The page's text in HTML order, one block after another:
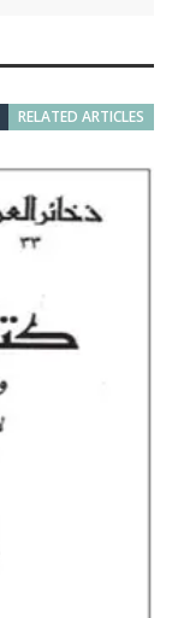
RELATED ARTICLES